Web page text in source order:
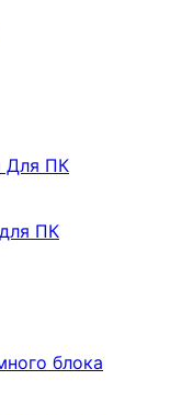
Для ПК
ПК
блока